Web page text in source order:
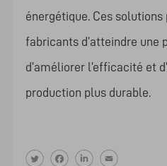
énergétique. Ces
fabricants d’atteindre une
d’améliorer l’efficacité et
production plus durable.